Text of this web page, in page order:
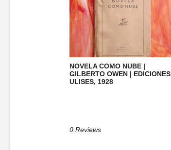
NOVELA COMO NUBE |
GILBERTO OWEN | EDICIONES
ULISES, 1928
0 Reviews